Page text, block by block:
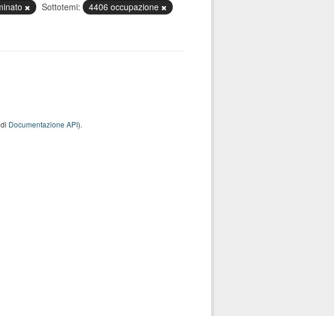
Sottotemi:
4406 occupazione
Documentazione API).